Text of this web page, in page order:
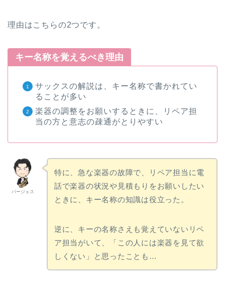
理由はこちらの2つです。
キー名称を覚えるべき理由
サックスの解説は、キー名称で書かれてい
ることが多い
楽器の調整をお願いするときに、リペア担
当の方と意志の疎通がとりやすい
バージェス
特に、急な楽器の故障で、リペア担当に電
話で楽器の状況や見積もりをお願いしたい
ときに、キー名称の知識は役立った。
逆に、キーの名称さえも覚えていないリペ
ア担当がいて、「この人には楽器を見て欲
しくない」と思ったことも…